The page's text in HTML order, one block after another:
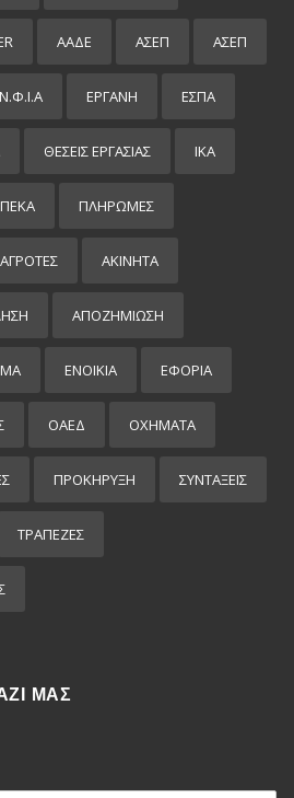
ΑΑΔΕ ΑΣΕΠ ΑΣΕΠ
ΕΡΓΑΝΗ ΕΣΠΑ
ΘΕΣΕΙΣ ΕΡΓΑΣΙΑΣ ΙΚΑ
ΠΛΗΡΩΜΕΣ
ΑΓΡΟΤΕΣ ΑΚΙΝΗΤΑ
ΑΠΟΖΗΜΙΩΣΗ
ΕΝΟΙΚΙΑ ΕΦΟΡΙΑ
ΟΑΕΔ ΟΧΗΜΑΤΑ
ΠΡΟΚΉΡΥΞΗ ΣΥΝΤΑΞΕΙΣ
ΤΡΑΠΕΖΕΣ
ΜΑΣ